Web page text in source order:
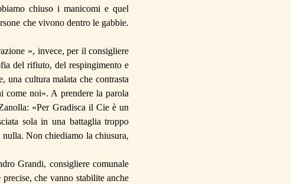
chiuso i manicomi e quel
che vivono dentro le gabbie.
», invece, per il consigliere
del rifiuto, del respingimento e
una cultura malata che contrasta
come noi». A prendere la parola
: «Per Gradisca il Cieè un
sola in una battaglia troppo
nulla. Non chiediamo lachiusura,
Grandi, consigliere comunale
che vanno stabilite anche